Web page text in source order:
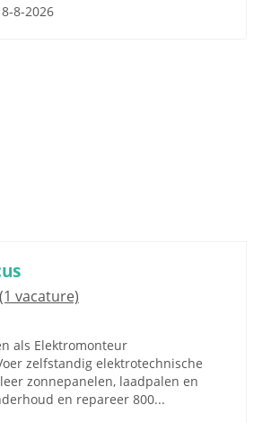
8-2026
(1 vacature)
als Elektromonteur
zelfstandig elektrotechnische
zonnepanelen, laadpalen en
en repareer 800...